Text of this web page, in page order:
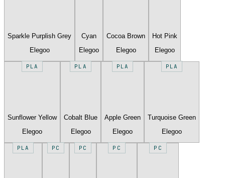
Sparkle Purplish Grey
Elegoo
Cyan
Elegoo
Cocoa Brown
Elegoo
Hot Pink
Elegoo
PLA
Sunflower Yellow
Elegoo
PLA
Cobalt Blue
Elegoo
PLA
Apple Green
Elegoo
PLA
Turquoise Green
Elegoo
PLA PC PC PC PC